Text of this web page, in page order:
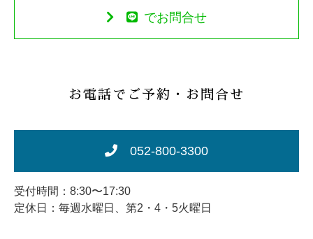
でお問合せ
お電話でご予約・お問合せ
052-800-3300
受付時間：8:30〜17:30
定休日：毎週水曜日、第2・4・5火曜日